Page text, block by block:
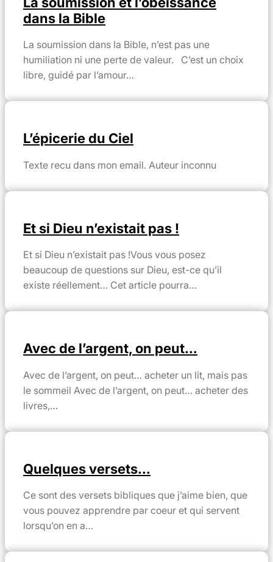
dans la Bible
La soumission dans la Bible, n’est pas une
humiliation ni une perte de valeur. C’est un choix
libre, guidé par l’amour…
L’épicerie du Ciel
Texte recu dans mon email. Auteur inconnu
Et si Dieu n’existait pas !
Et si Dieu n’existait pas !Vous vous posez
beaucoup de questions sur Dieu, est-ce qu’il
existe réellement… Cet article pourra…
Avec de l’argent, on peut…
Avec de l’argent, on peut… acheter un lit, mais pas
le sommeil Avec de l’argent, on peut… acheter des
livres,…
Quelques versets…
Ce sont des versets bibliques que j’aime bien, que
vous pouvez apprendre par coeur et qui servent
lorsqu’on en a…